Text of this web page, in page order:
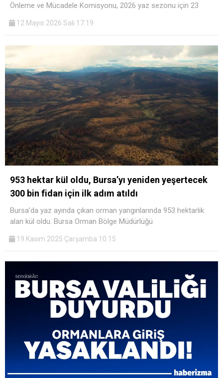
Önleme ve Mücadele Komisyonu, 2026 yaz sezonu için 23
12 Mayıs 2026 Salı 17:19
953 hektar kül oldu, Bursa’yı yeniden yeşertecek
300 bin fidan için ilk adım atıldı
Bursa’da yaz ayında çıkan orman yangınlarında 953 hektarlık
alan kül oldu. Bursa Orman Bölge Müdürlüğü
19 Kasım 2025 Çarşamba 10:15